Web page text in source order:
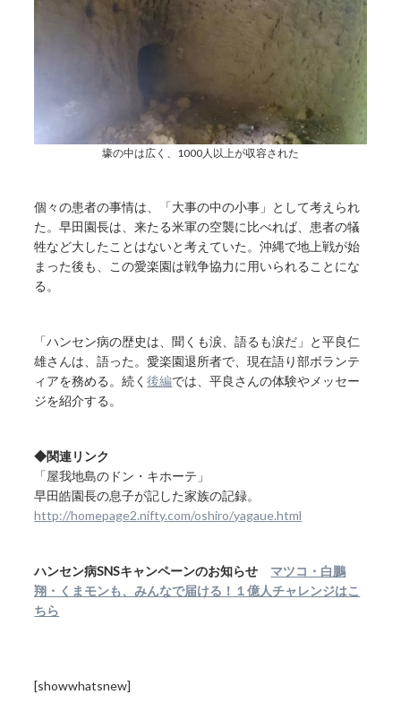
壕の中は広く、1000人以上が収容された
個々の患者の事情は、「大事の中の小事」として考えられ
た。早田園長は、来たる米軍の空襲に比べれば、患者の犠
牲など大したことはないと考えていた。沖縄で地上戦が始
まった後も、この愛楽園は戦争協力に用いられることにな
る。
「ハンセン病の歴史は、聞くも涙、語るも涙だ」と平良仁
雄さんは、語った。愛楽園退所者で、現在語り部ボランテ
ィアを務める。続く後編では、平良さんの体験やメッセー
ジを紹介する。
◆関連リンク
「屋我地島のドン・キホーテ」
早田皓園長の息子が記した家族の記録。
http://homepage2.nifty.com/oshiro/yagaue.html
ハンセン病SNSキャンペーンのお知らせ マツコ・白鵬
翔・くまモンも、みんなで届ける！１億人チャレンジはこ
ちら
[showwhatsnew]